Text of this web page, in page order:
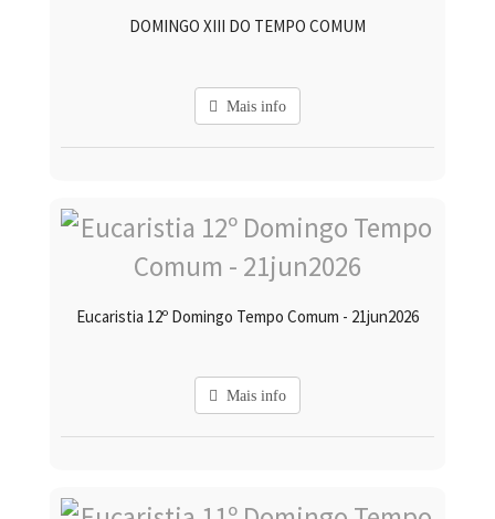
DOMINGO XIII DO TEMPO COMUM
Mais info
Eucaristia 12º Domingo Tempo Comum - 21jun2026
Mais info